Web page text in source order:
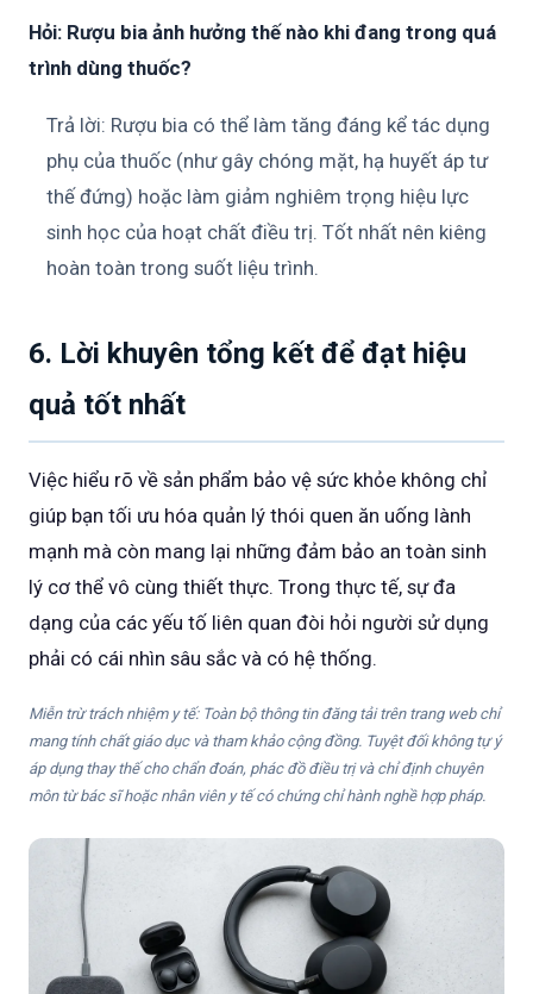
Hỏi: Rượu bia ảnh hưởng thế nào khi đang trong quá
trình dùng thuốc?
Trả lời: Rượu bia có thể làm tăng đáng kể tác dụng
phụ của thuốc (như gây chóng mặt, hạ huyết áp tư
thế đứng) hoặc làm giảm nghiêm trọng hiệu lực
sinh học của hoạt chất điều trị. Tốt nhất nên kiêng
hoàn toàn trong suốt liệu trình.
6. Lời khuyên tổng kết để đạt hiệu
quả tốt nhất
Việc hiểu rõ về sản phẩm bảo vệ sức khỏe không chỉ
giúp bạn tối ưu hóa quản lý thói quen ăn uống lành
mạnh mà còn mang lại những đảm bảo an toàn sinh
lý cơ thể vô cùng thiết thực. Trong thực tế, sự đa
dạng của các yếu tố liên quan đòi hỏi người sử dụng
phải có cái nhìn sâu sắc và có hệ thống.
Miễn trừ trách nhiệm y tế: Toàn bộ thông tin đăng tải trên trang web chỉ
mang tính chất giáo dục và tham khảo cộng đồng. Tuyệt đối không tự ý
áp dụng thay thế cho chẩn đoán, phác đồ điều trị và chỉ định chuyên
môn từ bác sĩ hoặc nhân viên y tế có chứng chỉ hành nghề hợp pháp.